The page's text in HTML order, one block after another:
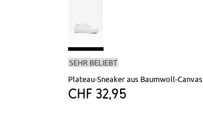
SEHR BELIEBT
Plateau-Sneaker aus Baumwoll-Canvas
CHF 32,95